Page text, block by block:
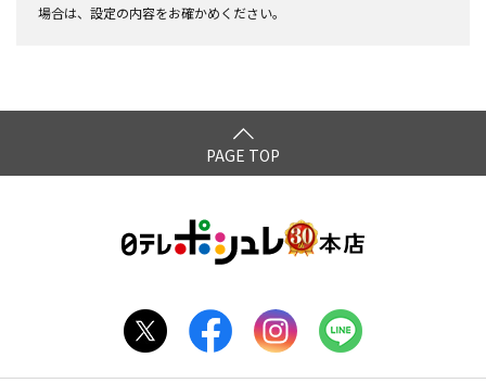
場合は、設定の内容をお確かめください。
PAGE TOP